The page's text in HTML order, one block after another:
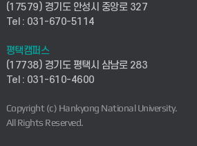
컴퓨터응용수학부
ICT로봇기계공학부
전자전기공학부
디자인건축융합학부
연구실안전관리시스템
산학연구관리시스템
찾아오시는길(평택)
창업지원센터
현장실습지원센터
(17579) 경기도 안성시 중앙로 327
Tel : 031-670-5114
평택캠퍼스
(17738) 경기도 평택시 삼남로 283
Tel : 031-610-4600
Copyright (c) Hankyong National University.
All Rights Reserved.